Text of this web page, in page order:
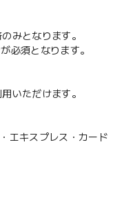
みとなります。
必須となります。
いただけます。
キスプレス・カード